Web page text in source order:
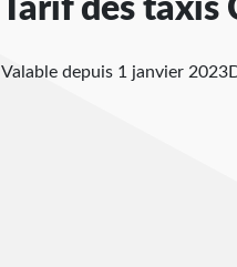
Tarif des taxis
Valable depuis 1 janvier 2023